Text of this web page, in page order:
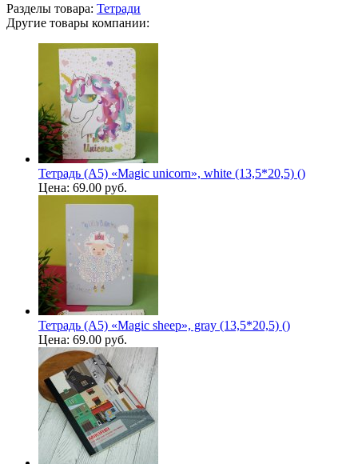
Разделы товара: Тетради
Другие товары компании:
Тетрадь (A5) «Magic unicorn», white (13,5*20,5) ()
Цена: 69.00 руб.
Тетрадь (A5) «Magic sheep», gray (13,5*20,5) ()
Цена: 69.00 руб.